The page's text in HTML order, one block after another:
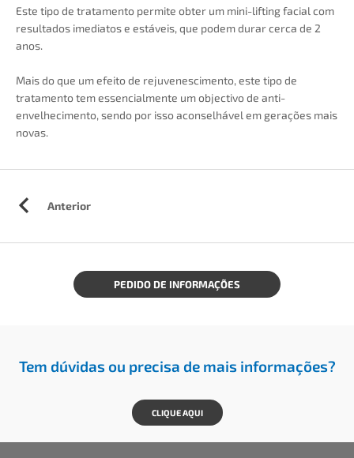
Este tipo de tratamento permite obter um mini-lifting facial com
resultados imediatos e estáveis, que podem durar cerca de 2
anos.
Mais do que um efeito de rejuvenescimento, este tipo de
tratamento tem essencialmente um objectivo de anti-
envelhecimento, sendo por isso aconselhável em gerações mais
novas.
Anterior
PEDIDO DE INFORMAÇÕES
Tem dúvidas ou precisa de mais informações?
CLIQUE AQUI